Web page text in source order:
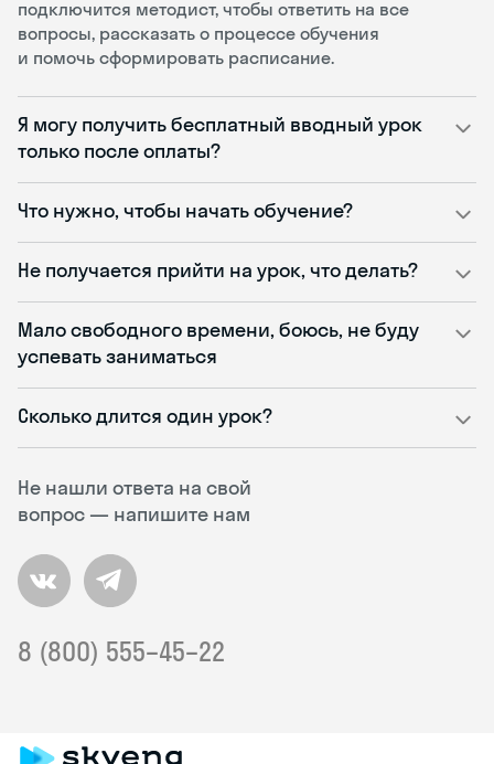
Не нашли ответа на свой
вопрос — напишите нам
8 (800) 555–45–22
подключится методист, чтобы ответить на все
вопросы, рассказать о процессе обучения
и помочь сформировать расписание.
Я могу получить бесплатный вводный урок
только после оплаты?
Что нужно, чтобы начать обучение?
Не получается прийти на урок, что делать?
Мало свободного времени, боюсь, не буду
успевать заниматься
Сколько длится один урок?